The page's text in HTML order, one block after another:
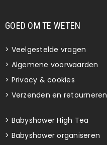
GOED OM TE WETEN
> Veelgestelde vragen
> Algemene voorwaarden
> Privacy & cookies
> Verzenden en retourneren
> Babyshower High Tea
> Babyshower organiseren